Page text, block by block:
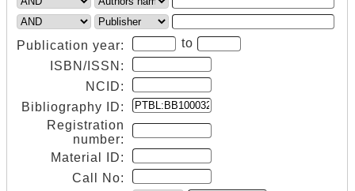
Publication year:
to
ISBN/ISSN:
NCID:
Bibliography ID:
Registration
number:
Material ID:
Call No: